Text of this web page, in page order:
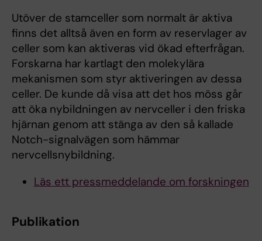
Utöver de stamceller som normalt är aktiva
finns det alltså även en form av reservlager av
celler som kan aktiveras vid ökad efterfrågan.
Forskarna har kartlagt den molekylära
mekanismen som styr aktiveringen av dessa
celler. De kunde då visa att det hos möss går
att öka nybildningen av nervceller i den friska
hjärnan genom att stänga av den så kallade
Notch-signalvägen som hämmar
nervcellsnybildning.
Läs ett pressmeddelande om forskningen
Publikation